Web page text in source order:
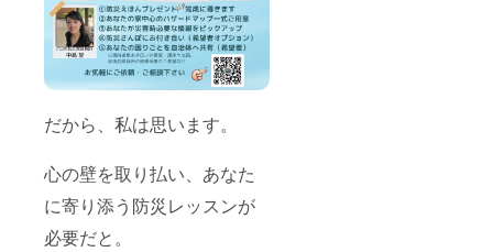
だから、私は思います。
心の壁を取り払い、あなた
に寄り添う防災レッスンが
必要だと。